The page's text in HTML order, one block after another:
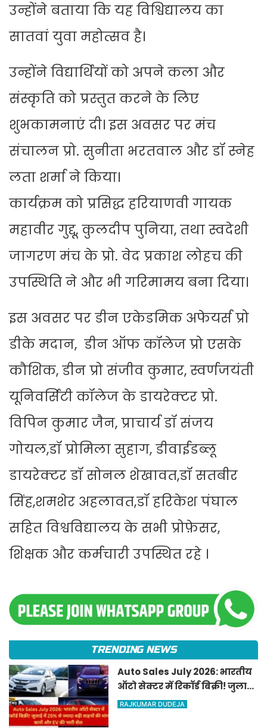
उन्होंने बताया कि यह विश्विद्यालय का
सातवां युवा महोत्सव है।
उन्होंने विद्यार्थियों को अपने कला और
संस्कृति को प्रस्तुत करने के लिए
शुभकामनाएं दी। इस अवसर पर मंच
संचालन प्रो. सुनीता भरतवाल और डॉ स्नेह
लता शर्मा ने किया।
कार्यक्रम को प्रसिद्ध हरियाणवी गायक
महावीर गुद्दू, कुलदीप पुनिया, तथा स्वदेशी
जागरण मंच के प्रो. वेद प्रकाश लोहच की
उपस्थिति ने और भी गरिमामय बना दिया।
इस अवसर पर डीन एकेडमिक अफेयर्स प्रो
डीके मदान, डीन ऑफ कॉलेज प्रो एसके
कौशिक, डीन प्रो संजीव कुमार, स्वर्णजयंती
यूनिवर्सिटी कॉलेज के डायरेक्टर प्रो.
विपिन कुमार जैन, प्राचार्य डॉ संजय
गोयल,डॉ प्रोमिला सुहाग, डीवाईडब्लू
डायरेक्टर डॉ सोनल शेखावत,डॉ सतबीर
सिंह,शमशेर अहलावत,डॉ हरिकेश पंघाल
सहित विश्वविद्यालय के सभी प्रोफ़ेसर,
शिक्षक और कर्मचारी उपस्थित रहे ।
TRENDING NEWS
Auto Sales July 2026: भारतीय
ऑटो सेक्टर में रिकॉर्ड बिक्री! जुलाई
में 25% से ज्यादा बढ़ी वाहनों की
RAJKUMAR DUDEJA